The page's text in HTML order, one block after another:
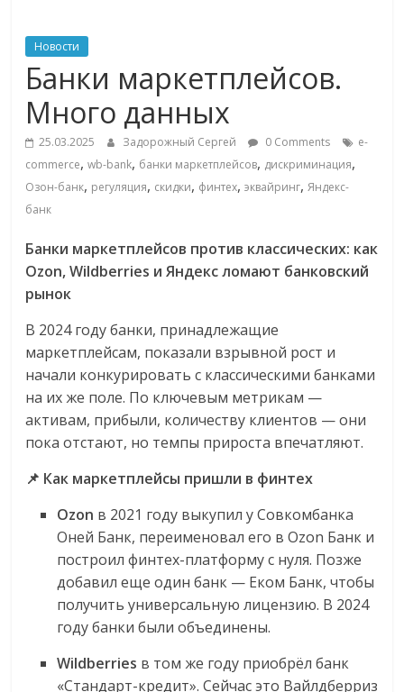
ритейле,
логистике,
технологиях,
соцсетях
об
онлайн-
торговле,
для
Commerce,
ритейле,
логистике,
технологиях,
Нам
важно,
меняет
людей
Новости
Банки маркетплейсов.
Много данных
25.03.2025 Задорожный Сергей 0 Comments
e-
commerce,wb-bank, банки маркетплейсов, дискриминация,
Озон-банк, регуляция, скидки, финтех,эквайринг,Яндекс-
банк
Банки маркетплейсов против классических: как
Ozon, Wildberries и Яндекс ломают банковский
рынок
В 2024 году банки, принадлежащие
маркетплейсам, показали взрывной рост и
начали конкурировать с классическими банками
на их же поле. По ключевым метрикам —
активам, прибыли, количеству клиентов — они
пока отстают, но темпы прироста впечатляют.
📌 Как маркетплейсы пришли в финтех
Ozon в 2021 году выкупил у Совкомбанка
Оней Банк, переименовал его в Ozon Банк и
построил финтех-платформу с нуля. Позже
добавил еще один банк — Еком Банк, чтобы
получить универсальную лицензию. В 2024
году банки были объединены.
Wildberries в том же году приобрёл банк
«Стандарт-кредит». Сейчас это Вайлдберриз